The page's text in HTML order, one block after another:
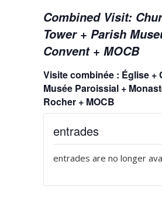
Combined Visit:
Tower + Parish
Convent + MOCB
Visite combinée : Église +
Musée Paroissial +
Rocher + MOCB
entrades
entrades are no longer